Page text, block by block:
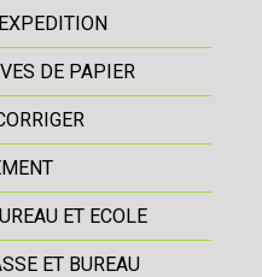
DE PAPIER
ET ECOLE
ET BUREAU